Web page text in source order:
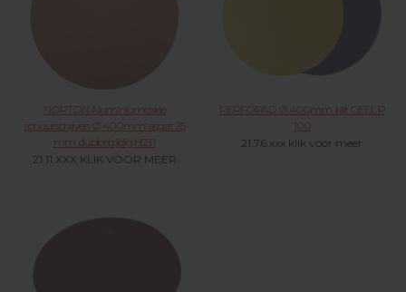
NORTON Aluminiumoxide
schuurschijven Ø 400mm. asgat 25
mm. dubbelzijdig H231
21.11.XXX KLIK VOOR MEER
PERFOPAD Ø 400mm. klit GEEL P
100
21.76.xxx klik voor meer